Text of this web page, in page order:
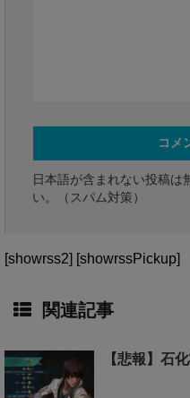
日本語が含まれない投稿は
い。（スパム対策）
[showrss2] [showrssPickup]
関連記事
【悲報】石